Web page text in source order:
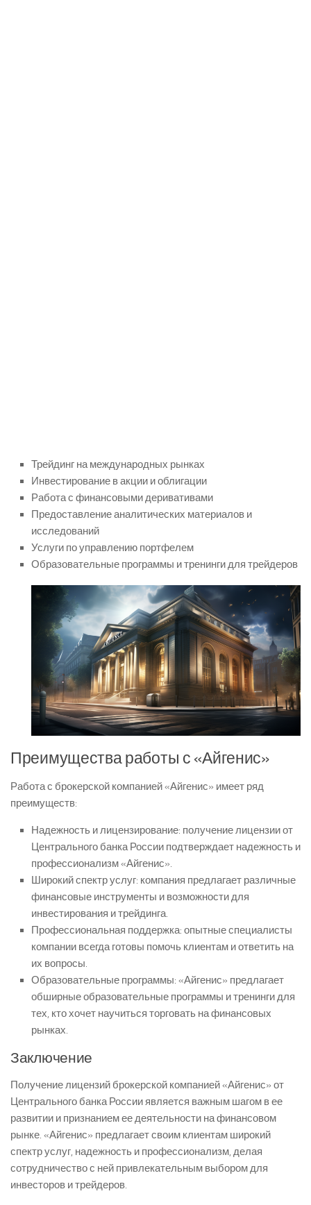
Трейдинг на международных рынках
Инвестирование в акции и облигации
Работа с финансовыми деривативами
Предоставление аналитических материалов и
исследований
Услуги по управлению портфелем
Образовательные программы и тренинги для трейдеров
Преимущества работы с «Айгенис»
Работа с брокерской компанией «Айгенис» имеет ряд
преимуществ:
Надежность и лицензирование: получение лицензии от
Центрального банка России подтверждает надежность и
профессионализм «Айгенис».
Широкий спектр услуг: компания предлагает различные
финансовые инструменты и возможности для
инвестирования и трейдинга.
Профессиональная поддержка: опытные специалисты
компании всегда готовы помочь клиентам и ответить на
их вопросы.
Образовательные программы: «Айгенис» предлагает
обширные образовательные программы и тренинги для
тех, кто хочет научиться торговать на финансовых
рынках.
Заключение
Получение лицензий брокерской компанией «Айгенис» от
Центрального банка России является важным шагом в ее
развитии и признанием ее деятельности на финансовом
рынке. «Айгенис» предлагает своим клиентам широкий
спектр услуг, надежность и профессионализм, делая
сотрудничество с ней привлекательным выбором для
инвесторов и трейдеров.